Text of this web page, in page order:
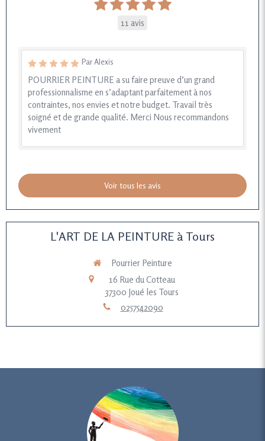
11 avis
Par Alexis
POURRIER PEINTURE a su faire preuve d’un grand
professionnalisme en s’adaptant parfaitement à nos
contraintes, nos envies et notre budget. Travail très
soigné et de grande qualité. Merci Nous recommandons
vivement
Voir tous les avis
L'ART DE LA PEINTURE à Tours
Pourrier Peinture
16 Rue du Cotteau
37300 Joué les Tours
0257542090